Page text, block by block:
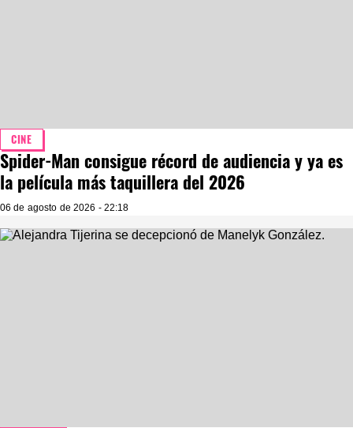
CINE
Spider-Man consigue récord de audiencia y ya es
la película más taquillera del 2026
06 de agosto de 2026 - 22:18